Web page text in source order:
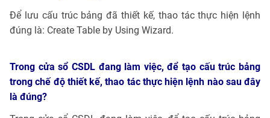
Để lưu cấu trúc bảng đã thiết kế, thao tác thực hiện lệnh
đúng là: Create Table by Using Wizard.
Trong cửa sổ CSDL đang làm việc, để tạo cấu trúc bảng
trong chế độ thiết kế, thao tác thực hiện lệnh nào sau đây
là đúng?